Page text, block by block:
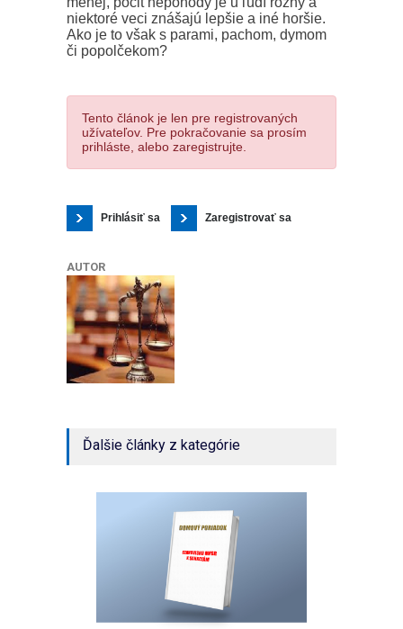
niektoré veci znášajú lepšie a iné horšie.
Ako je to však s parami, pachom, dymom
či popolčekom?
Tento článok je len pre registrovaných
užívateľov. Pre pokračovanie sa prosím
prihláste, alebo zaregistrujte.
Prihlásiť sa Zaregistrovať sa
AUTOR
Ďalšie články z kategórie